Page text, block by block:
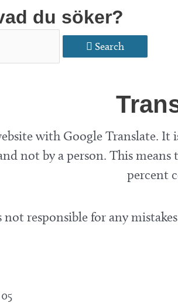
du söker?
Search
with Google Translate.
not by a person. This
percent
responsible for any